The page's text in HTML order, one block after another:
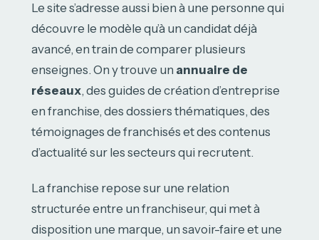
Le site s’adresse aussi bien à une personne qui
découvre le modèle qu’à un candidat déjà
avancé, en train de comparer plusieurs
enseignes. On y trouve un annuaire de
réseaux, des guides de création d’entreprise
en franchise, des dossiers thématiques, des
témoignages de franchisés et des contenus
d’actualité sur les secteurs qui recrutent.
La franchise repose sur une relation
structurée entre un franchiseur, qui met à
disposition une marque, un savoir-faire et une